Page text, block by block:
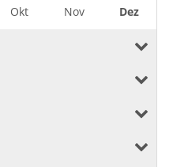
Okt Nov Dez